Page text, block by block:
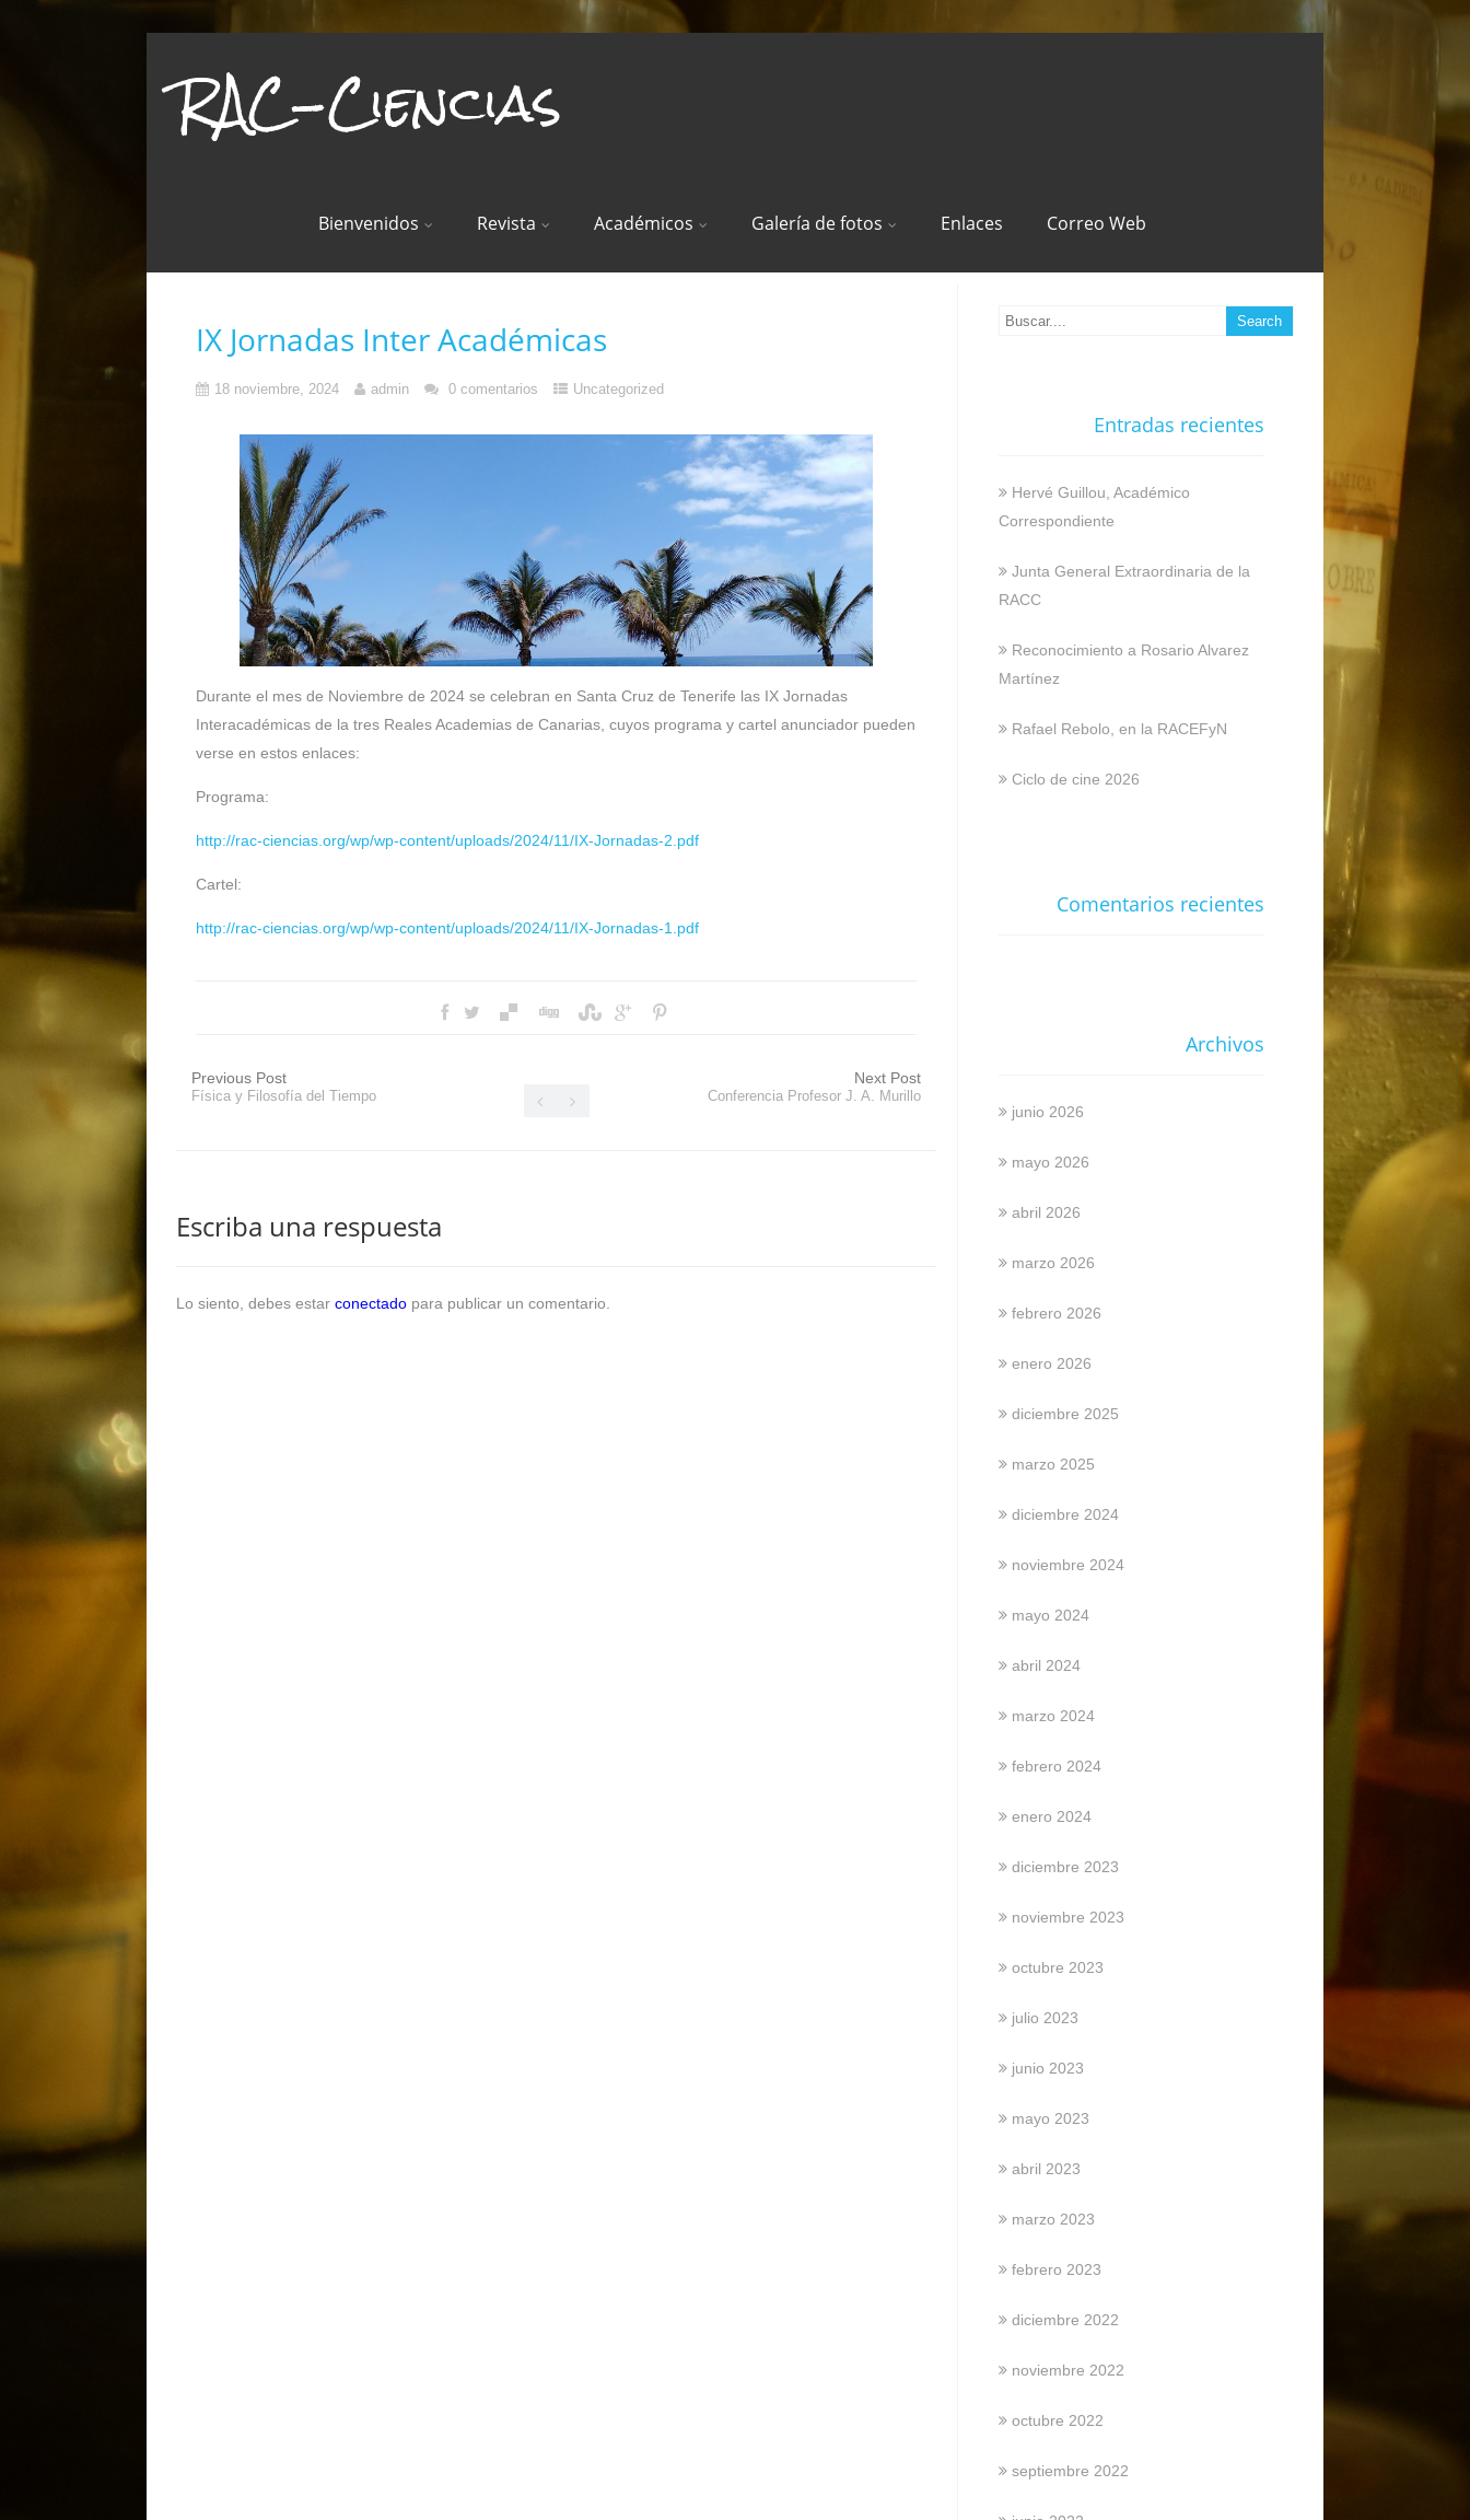
RAC-Ciencias
Bienvenidos Revista Académicos Galería de fotos Enlaces Correo Web
IX Jornadas Inter Académicas
18 noviembre, 2024 admin 0 comentarios Uncategorized
Durante el mes de Noviembre de 2024 se celebran en Santa Cruz de Tenerife las IX Jornadas
Interacadémicas de la tres Reales Academias de Canarias, cuyos programa y cartel anunciador pueden
verse en estos enlaces:
Programa:
http://rac-ciencias.org/wp/wp-content/uploads/2024/11/IX-Jornadas-2.pdf
Cartel:
http://rac-ciencias.org/wp/wp-content/uploads/2024/11/IX-Jornadas-1.pdf
Previous Post
Física y Filosofía del Tiempo
Next Post
Conferencia Profesor J. A. Murillo
Escriba una respuesta
Lo siento, debes estarconectado para publicar un comentario.
Entradas recientes
Hervé Guillou, Académico
Correspondiente
Junta General Extraordinaria de la
RACC
Reconocimiento a Rosario Alvarez
Martínez
Rafael Rebolo, en la RACEFyN
Ciclo de cine 2026
Comentarios recientes
Archivos
junio 2026
mayo 2026
abril 2026
marzo 2026
febrero 2026
enero 2026
diciembre 2025
marzo 2025
diciembre 2024
noviembre 2024
mayo 2024
abril 2024
marzo 2024
febrero 2024
enero 2024
diciembre 2023
noviembre 2023
octubre 2023
julio 2023
junio 2023
mayo 2023
abril 2023
marzo 2023
febrero 2023
diciembre 2022
noviembre 2022
octubre 2022
septiembre 2022